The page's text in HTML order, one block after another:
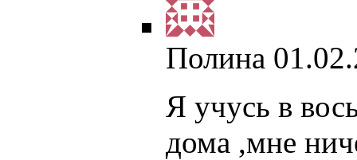
Полина
Я учусь в
дома ,мне